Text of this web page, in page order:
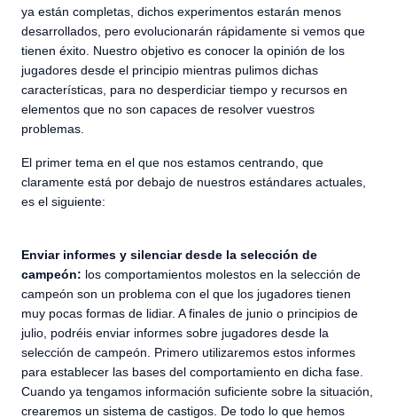
ya están completas, dichos experimentos estarán menos
desarrollados, pero evolucionarán rápidamente si vemos que
tienen éxito. Nuestro objetivo es conocer la opinión de los
jugadores desde el principio mientras pulimos dichas
características, para no desperdiciar tiempo y recursos en
elementos que no son capaces de resolver vuestros
problemas.
El primer tema en el que nos estamos centrando, que
claramente está por debajo de nuestros estándares actuales,
es el siguiente:
Enviar informes y silenciar desde la selección de
campeón: los comportamientos molestos en la selección de
campeón son un problema con el que los jugadores tienen
muy pocas formas de lidiar. A finales de junio o principios de
julio, podréis enviar informes sobre jugadores desde la
selección de campeón. Primero utilizaremos estos informes
para establecer las bases del comportamiento en dicha fase.
Cuando ya tengamos información suficiente sobre la situación,
crearemos un sistema de castigos. De todo lo que hemos